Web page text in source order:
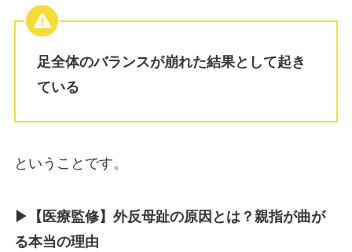
足全体のバランスが崩れた結果として起き
ている
ということです。
▶︎【医療監修】外反母趾の原因とは？親指が曲が
る本当の理由